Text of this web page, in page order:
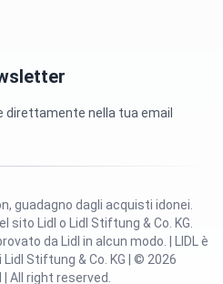
direttamente nella tua email
Lidl o Lidl Stiftung & Co. KG.
da Lidl in alcun modo. | LIDL è
Stiftung & Co. KG | © 2026
All right reserved.
guadagno dagli acquisti idonei.